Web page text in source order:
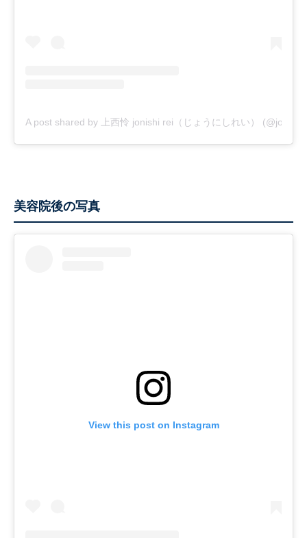
A post shared by 上西怜 jonishi rei（じょうにしれい）
美容院後の写真
View this post on Instagram